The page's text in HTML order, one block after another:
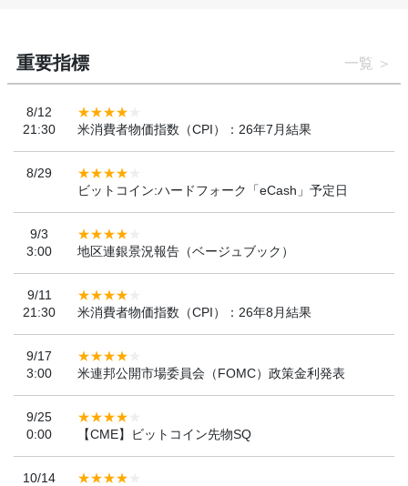
重要指標 一覧
8/12
21:30
米消費者物価指数（CPI）：26年7月結果
8/29
ビットコイン:ハードフォーク「eCash」予定日
9/3
3:00
地区連銀景況報告（ベージュブック）
9/11
21:30
米消費者物価指数（CPI）：26年8月結果
9/17
3:00
米連邦公開市場委員会（FOMC）政策金利発表
9/25
0:00
【CME】ビットコイン先物SQ
10/14